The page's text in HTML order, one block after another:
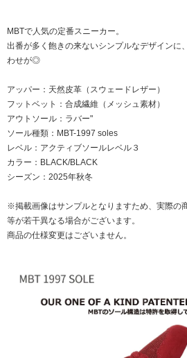
MBTで人気の定番スニーカー。
出番が多く飽きの来ないシンプルなデザインに
わせが◎
アッパー：天然皮革（スウェードレザー）
フットベット：合成繊維（メッシュ素材）
アウトソール：ラバー"
ソール種類：MBT-1997 soles
レベル：アクティブソールレベル３
カラー：BLACK/BLACK
シーズン：2025年秋冬
※掲載画像はサンプルとなりますため、実際の
等が若干異なる場合がございます。
商品の仕様変更はございません。